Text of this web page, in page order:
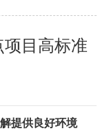
目高标准
提供良好环境